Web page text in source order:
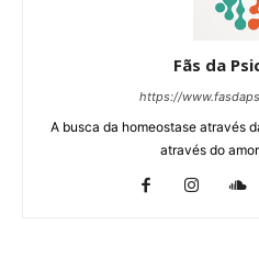
Fãs da
https://
A busca da homeostase através
através do